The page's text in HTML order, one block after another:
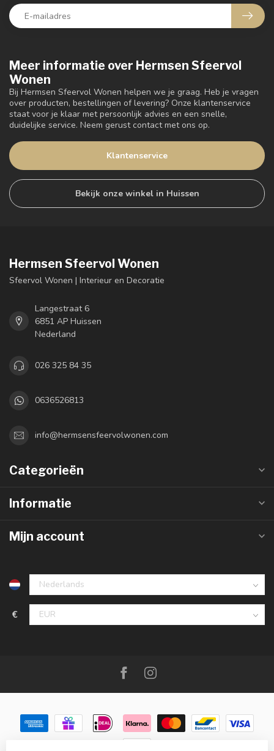
Meer informatie over Hermsen Sfeervol
Wonen
Bij Hermsen Sfeervol Wonen helpen we je graag. Heb je vragen
over producten, bestellingen of levering? Onze klantenservice
staat voor je klaar met persoonlijk advies en een snelle,
duidelijke service. Neem gerust contact met ons op.
Klantenservice
Bekijk onze winkel in Huissen
Hermsen Sfeervol Wonen
Sfeervol Wonen | Interieur en Decoratie
Langestraat 6
6851 AP Huissen
Nederland
026 325 84 35
0636526813
info@hermsensfeervolwonen.com
Categorieën
Informatie
Mijn account
€